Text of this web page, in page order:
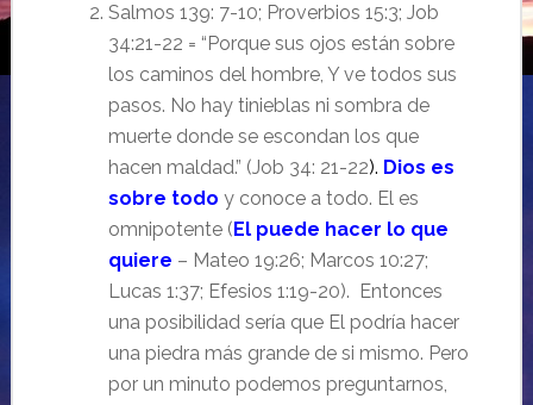
Salmos 139: 7-10; Proverbios 15:3; Job
34:21-22 = “Porque sus ojos están sobre
los caminos del hombre, Y ve todos sus
pasos. No hay tinieblas ni sombra de
muerte donde se escondan los que
hacen maldad.” (Job 34: 21-22). Dios es
sobre todo y conoce a todo. El es
omnipotente (El puede hacer lo que
quiere – Mateo 19:26; Marcos 10:27;
Lucas 1:37; Efesios 1:19-20). Entonces
una posibilidad sería que El podría hacer
una piedra más grande de si mismo. Pero
por un minuto podemos preguntarnos,